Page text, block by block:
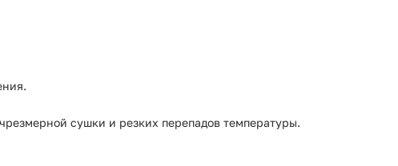
сушки и резких перепадов температуры.